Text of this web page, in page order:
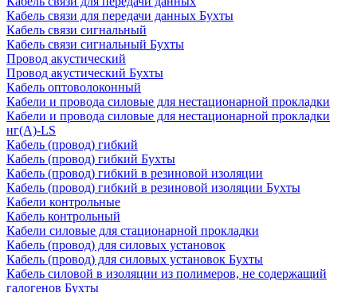
Кабель связи для передачи данных Бухты
Кабель связи сигнальный
Кабель связи сигнальный Бухты
Провод акустический
Провод акустический Бухты
Кабель оптоволоконный
Кабели и провода силовые для нестационарной прокладки
Кабели и провода силовые для нестационарной прокладки
нг(А)-LS
Кабель (провод) гибкий
Кабель (провод) гибкий Бухты
Кабель (провод) гибкий в резиновой изоляции
Кабель (провод) гибкий в резиновой изоляции Бухты
Кабели контрольные
Кабель контрольный
Кабели силовые для стационарной прокладки
Кабель (провод) для силовых установок
Кабель (провод) для силовых установок Бухты
Кабель силовой в изоляции из полимеров, не содержащий
галогенов Бухты